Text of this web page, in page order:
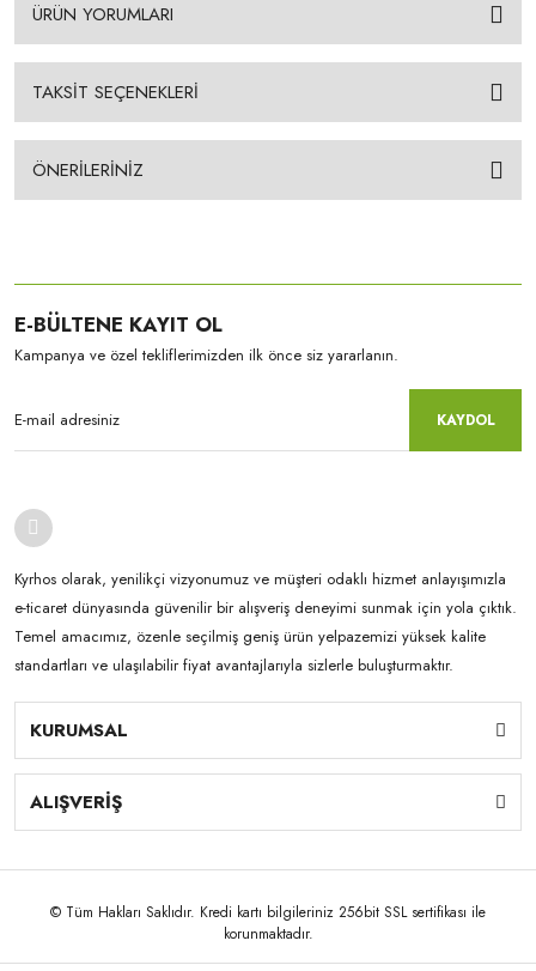
ÜRÜN YORUMLARI
TAKSİT SEÇENEKLERİ
ÖNERİLERİNİZ
E-BÜLTENE KAYIT OL
Kampanya ve özel tekliflerimizden ilk önce siz yararlanın.
KAYDOL
Kyrhos olarak, yenilikçi vizyonumuz ve müşteri odaklı hizmet anlayışımızla
e-ticaret dünyasında güvenilir bir alışveriş deneyimi sunmak için yola çıktık.
Temel amacımız, özenle seçilmiş geniş ürün yelpazemizi yüksek kalite
standartları ve ulaşılabilir fiyat avantajlarıyla sizlerle buluşturmaktır.
KURUMSAL
ALIŞVERİŞ
© Tüm Hakları Saklıdır. Kredi kartı bilgileriniz 256bit SSL sertifikası ile
korunmaktadır.